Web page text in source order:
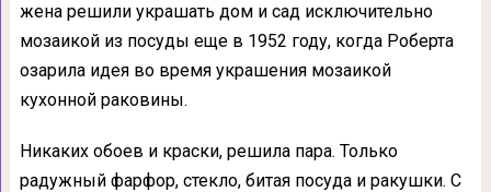
жена решили украшать дом и сад исключительно
мозаикой из посуды еще в 1952 году, когда Роберта
озарила идея во время украшения мозаикой
кухонной раковины.
Никаких обоев и краски, решила пара. Только
радужный фарфор, стекло, битая посуда и ракушки. С